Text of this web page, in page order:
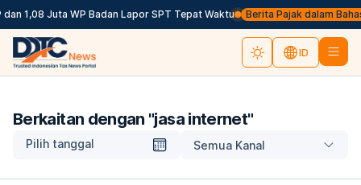
1,08 Juta WP Badan Lapor SPT Tepat Waktu Berita Pajak dalam
ID
Berkaitan dengan "jasa internet"
Pilih tanggal Semua Kanal